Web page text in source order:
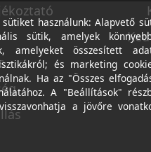
használunk: Alapvető
sütik, amelyek
amelyeket összesített
és marketing
Ha az "Összes
A "Beállítások"
a jövőre